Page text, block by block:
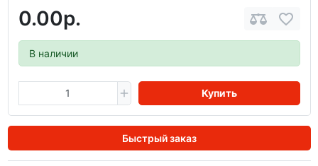
0.00р.
В наличии
Купить
Быстрый заказ